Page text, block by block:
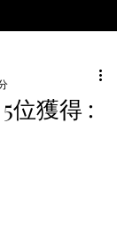
位獲得 :